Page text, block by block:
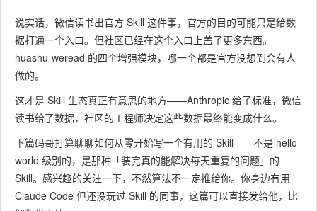
说实话，微信读书出官方 Skill 这件事，官方的目的可能只是给数
据打通一个入口。但社区已经在这个入口上盖了更多东西。
huashu-weread 的四个增强模块，哪一个都是官方没想到会有人
做的。
这才是 Skill 生态真正有意思的地方——Anthropic 给了标准，微信
读书给了数据，社区的工程师决定这些数据最终能变成什么。
下篇码哥打算聊聊如何从零开始写一个有用的 Skill——不是 hello
world 级别的，是那种「装完真的能解决每天重复的问题」的
Skill。感兴趣的关注一下，不然算法不一定推给你。你身边有用
Claude Code 但还没玩过 Skill 的同事，这篇可以直接发给他，比